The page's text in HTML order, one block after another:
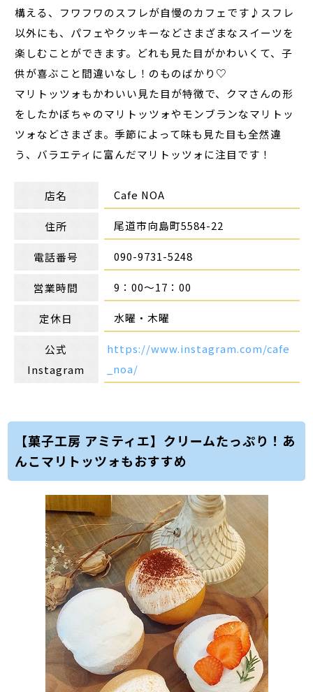
構える、フワフワのスフレが自慢のカフェです♪スフレ
以外にも、パフェやクッキーなどさまざまなスイーツを
楽しむことができます。どれも見た目がかわいくて、子
供が喜ぶこと間違いなし！のものばかり♡
マリトッツォもかわいい見た目が特徴で、クマさんの形
をしたかぼちゃのマリトッツォやモンブランなマリトッ
ツォなどさまざま。季節によって味も見た目も全然違
う、バラエティに富んだマリトッツォに注目です！
店名 Cafe NOA
住所 尾道市向島町5584-22
電話番号 090-9731-5248
営業時間 9：00〜17：00
定休日 水曜・木曜
公式
Instagram
https://www.instagram.com/cafe
_noa/
【菓子工房 アミティエ】クリームたっぷり！あ
んこマリトッツォもおすすめ